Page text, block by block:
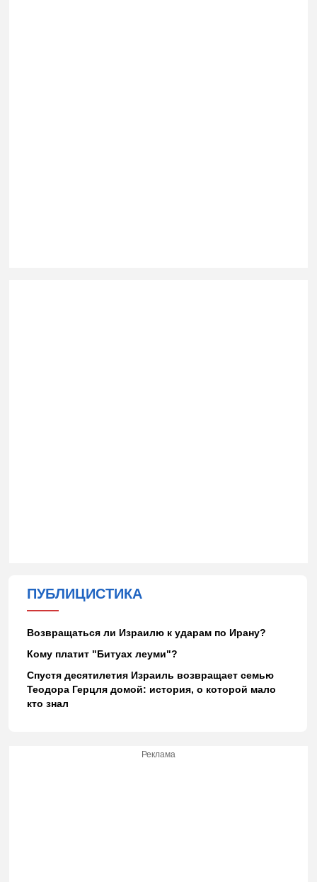
ПУБЛИЦИСТИКА
Возвращаться ли Израилю к ударам по Ирану?
Кому платит "Битуах леуми"?
Спустя десятилетия Израиль возвращает семью
Теодора Герцля домой: история, о которой мало
кто знал
Реклама